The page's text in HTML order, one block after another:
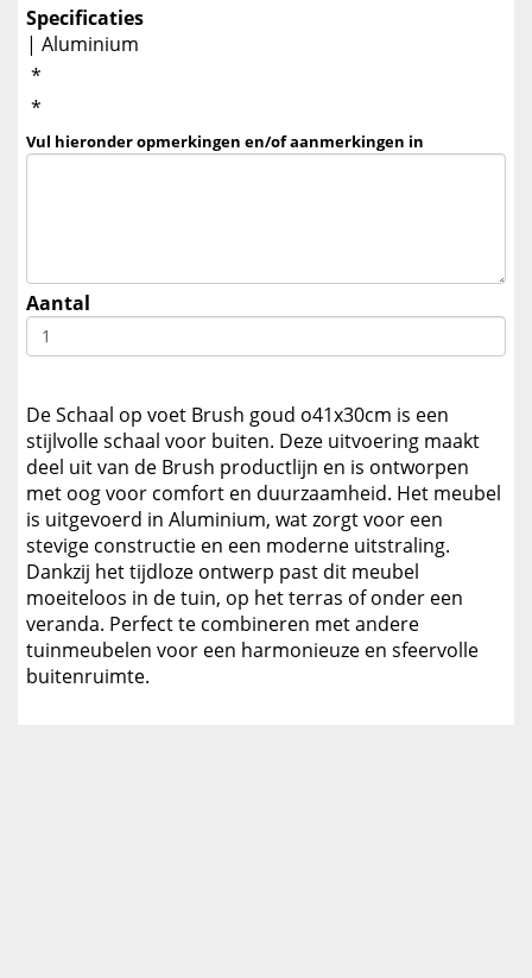
Specificaties
| Aluminium
*
*
Vul hieronder opmerkingen en/of aanmerkingen in
Aantal
De Schaal op voet Brush goud o41x30cm is een
stijlvolle schaal voor buiten. Deze uitvoering maakt
deel uit van de Brush productlijn en is ontworpen
met oog voor comfort en duurzaamheid. Het meubel
is uitgevoerd in Aluminium, wat zorgt voor een
stevige constructie en een moderne uitstraling.
Dankzij het tijdloze ontwerp past dit meubel
moeiteloos in de tuin, op het terras of onder een
veranda. Perfect te combineren met andere
tuinmeubelen voor een harmonieuze en sfeervolle
buitenruimte.